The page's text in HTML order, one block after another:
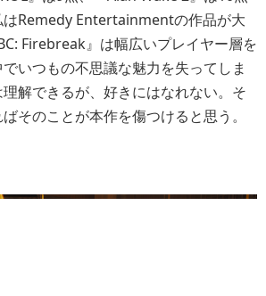
はRemedy Entertainmentの作品が大
Firebreak』は幅広いプレイヤー層を
いつもの不思議な魅力を失ってしま
解できるが、好きにはなれない。そ
そのことが本作を傷つけると思う。